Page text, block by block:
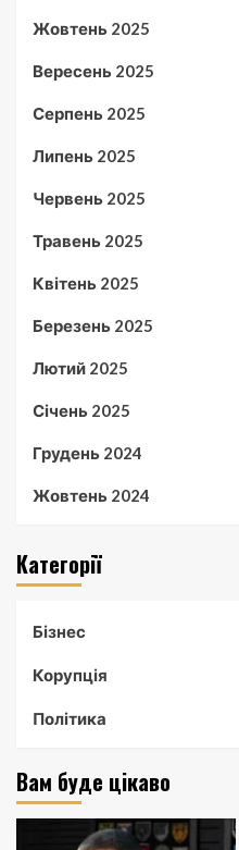
Жовтень 2025
Вересень 2025
Серпень 2025
Липень 2025
Червень 2025
Травень 2025
Квітень 2025
Березень 2025
Лютий 2025
Січень 2025
Грудень 2024
Жовтень 2024
Категорії
Бізнес
Корупція
Політика
Вам буде цікаво